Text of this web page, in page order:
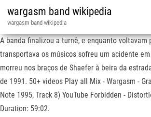
wargasm band wikipedia
wargasm band wikipedia
A banda finalizou a turnê, e enquanto voltavam
transportava os músicos sofreu um acidente
morreu nos braços de Shaefer à beira da
de 1991. 50+ videos Play all Mix - Wargasm -
Note 1995, Track 8) YouTube Forbidden -
Duration: 59:02.